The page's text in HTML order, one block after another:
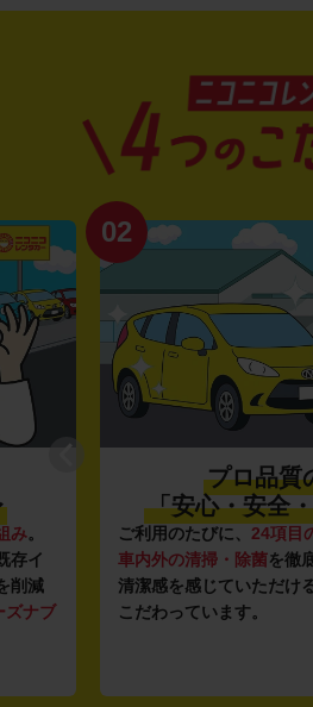
み。
存イ
削減
ズナブ
02
プロ品質
「安心・安全
ご利用のたびに、 24項目
車内外の清掃・除菌を徹
清潔感を感じていただけ
こだわっています。